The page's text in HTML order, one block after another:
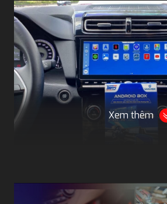
Android Box Safeview
Xem thêm